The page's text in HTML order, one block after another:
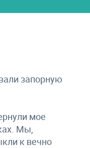
запорную
мое
Мы,
к вечно